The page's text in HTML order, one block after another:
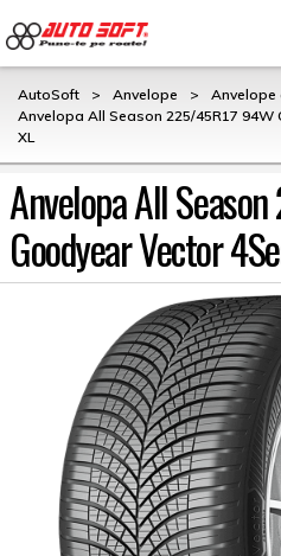
AutoSoft > Anvelope > Anvelope
Anvelopa All Season 225/45R17
XL
Anvelopa All
Goodyear Vector